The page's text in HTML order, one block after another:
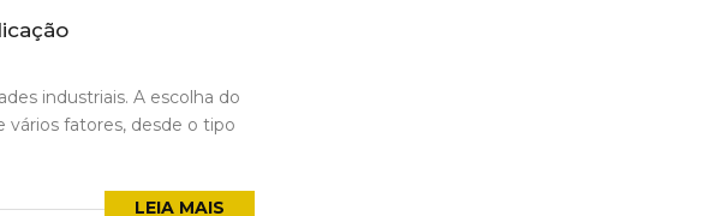
industriais. A escolha do
vários fatores, desde o tipo
LEIA MAIS